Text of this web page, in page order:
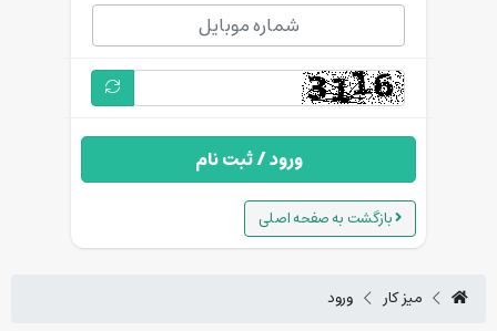
ورود / ثبت نام
بازگشت به صفحه اصلی
میز کار ورود